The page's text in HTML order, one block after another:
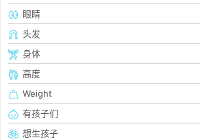
眼睛
头发
身体
高度
Weight
有孩子们
想生孩子